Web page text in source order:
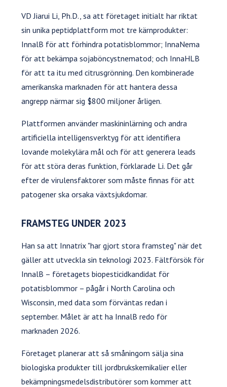
VD Jiarui Li, Ph.D., sa att företaget initialt har riktat
sin unika peptidplattform mot tre kärnprodukter:
InnalB för att förhindra potatisblommor; InnaNema
för att bekämpa sojaböncystnematod; och InnaHLB
för att ta itu med citrusgrönning. Den kombinerade
amerikanska marknaden för att hantera dessa
angrepp närmar sig $800 miljoner årligen.
Plattformen använder maskininlärning och andra
artificiella intelligensverktyg för att identifiera
lovande molekylära mål och för att generera leads
för att störa deras funktion, förklarade Li. Det går
efter de virulensfaktorer som måste finnas för att
patogener ska orsaka växtsjukdomar.
FRAMSTEG UNDER 2023
Han sa att Innatrix "har gjort stora framsteg" när det
gäller att utveckla sin teknologi 2023. Fältförsök för
InnalB – företagets biopesticidkandidat för
potatisblommor – pågår i North Carolina och
Wisconsin, med data som förväntas redan i
september. Målet är att ha InnalB redo för
marknaden 2026.
Företaget planerar att så småningom sälja sina
biologiska produkter till jordbrukskemikalier eller
bekämpningsmedelsdistributörer som kommer att